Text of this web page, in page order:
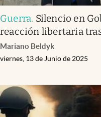
Guerra. Silencio en
reacción libertaria
Mariano Beldyk
viernes, 13 de Junio de 2025